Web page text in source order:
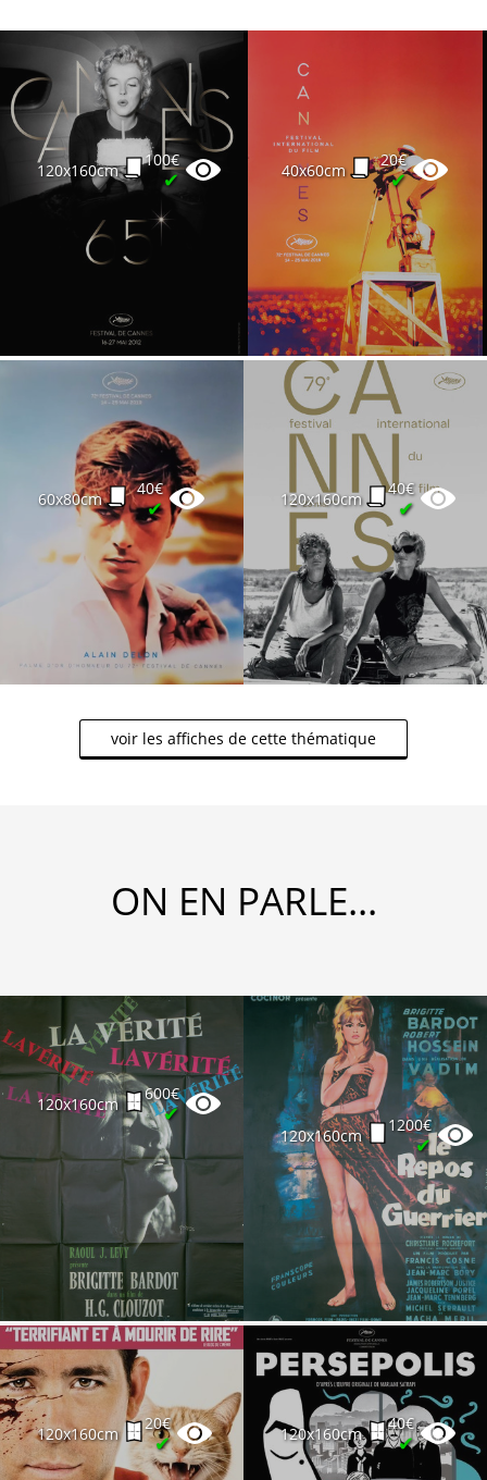
120x160cm
100€
✔ 40x60cm
20€
✔
60x80cm
40€
✔ 120x160cm
40€
✔
voir les affiches de cette thématique
ON EN PARLE...
120x160cm
600€
✔
120x160cm
1200€
✔
120x160cm
20€
✔ 120x160cm
40€
✔